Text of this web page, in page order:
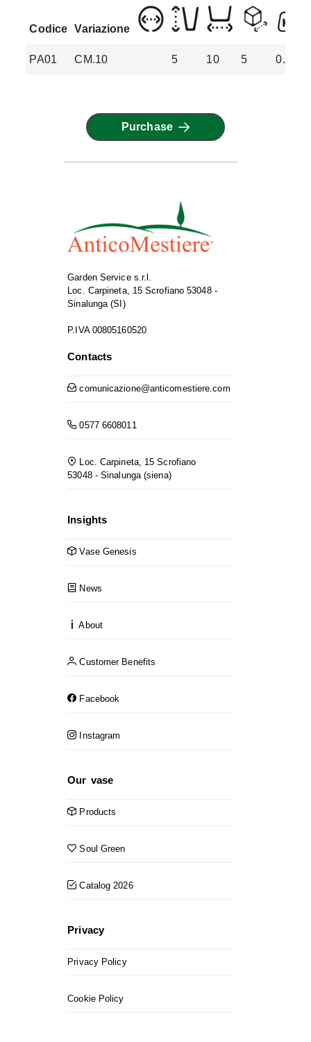
Codice Variazione
PA01 CM.10 5 10 5 0.2
Purchase
Garden Service s.r.l.
Loc. Carpineta, 15 Scrofiano 53048 -
Sinalunga (SI)
P.IVA 00805160520
Contacts
comunicazione@anticomestiere.com
0577 6608011
Loc. Carpineta, 15 Scrofiano
53048 - Sinalunga (siena)
Insights
Vase Genesis
News
About
Customer Benefits
Facebook
Instagram
Our vase
Products
Soul Green
Catalog 2026
Privacy
Privacy Policy
Cookie Policy